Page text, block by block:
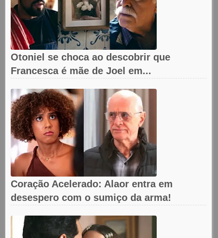
Otoniel se choca ao descobrir que
Francesca é mãe de Joel em...
Coração Acelerado: Alaor entra em
desespero com o sumiço da arma!